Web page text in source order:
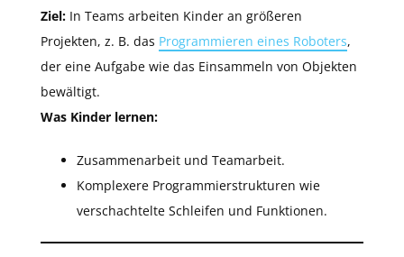
Ziel: In Teams arbeiten Kinder an größeren
Projekten, z. B. das Programmieren eines Roboters,
der eine Aufgabe wie das Einsammeln von Objekten
bewältigt.
Was Kinder lernen:
Zusammenarbeit und Teamarbeit.
Komplexere Programmierstrukturen wie
verschachtelte Schleifen und Funktionen.